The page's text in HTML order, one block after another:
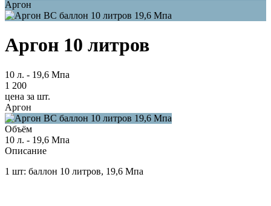
Аргон
Аргон 10 литров
10 л. - 19,6 Мпа
1 200
цена за шт.
Аргон
Объём
10 л. - 19,6 Мпа
Описание
1 шт: баллон 10 литров, 19,6 Мпа